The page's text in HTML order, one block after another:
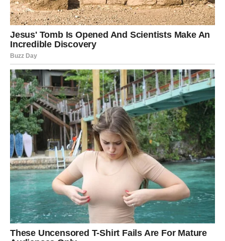
Prilika stiže kroz porodicu, nekretnine, posao u kući ili
finansijsku pomoć.
Sreća dolazi kroz čoveka koji vam vraća veru da postoji
LAV–Tokom ova tri dana
konačno shvatate ko vas istinski
poštuje
Lavovi će biti iznenađeni informacijom koja stiže.
To može biti priznanje, kompliment, izvinjenje ili predlog
koji menja planove.
Otvara vam se jedna velika poslovna šansa.
Neko možda želi da sarađuje sa vama, pomogne vam ili
vas preporuči.